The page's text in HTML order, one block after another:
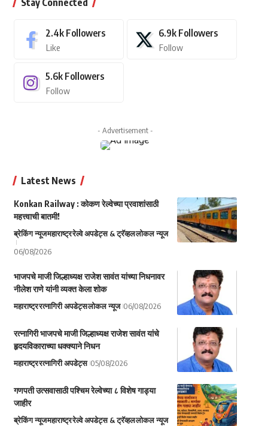
Stay Connected
2.4k Followers
Like
6.9k Followers
Follow
5.6k Followers
Follow
- Advertisement -
Latest News
Konkan Railway : कोकण रेल्वेच्या प्रवाशांसाठी
महत्त्वाची बातमी!
ब्रेकिंग न्यूजमहाराष्ट्ररेल्वे अपडेट्स & ट्रॅव्हललोकल न्यूज
06/08/2026
भाजपचे माजी जिल्हाध्यक्ष राजेश सावंत यांच्या निधनावर
नीलेश राणे यांनी व्यक्त केला शोक
महाराष्ट्ररत्नागिरी अपडेट्सलोकल न्यूज 06/08/2026
रत्नागिरी भाजपचे माजी जिल्हाध्यक्ष राजेश सावंत यांचे
हृदयविकाराच्या धक्क्याने निधन
महाराष्ट्ररत्नागिरी अपडेट्स 05/08/2026
गणपती उत्सवासाठी पश्चिम रेल्वेच्या ८ विशेष गाड्या
जाहीर
ब्रेकिंग न्यूजमहाराष्ट्ररेल्वे अपडेट्स & ट्रॅव्हललोकल न्यूज